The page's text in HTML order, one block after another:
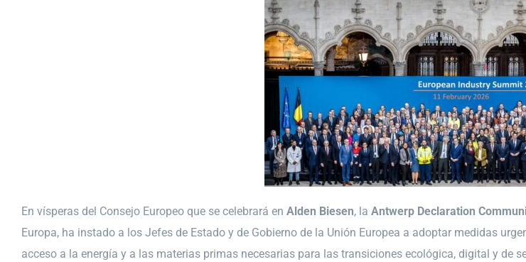
En vísperas del Consejo Europeo que se celebrará en Alden Biesen, la Antwerp Declaration
Europa, ha instado a los Jefes de Estado y de Gobierno de la Unión Europea a adoptar medidas
acceso a la energía y a las materias primas necesarias para las transiciones ecológica, digital y de